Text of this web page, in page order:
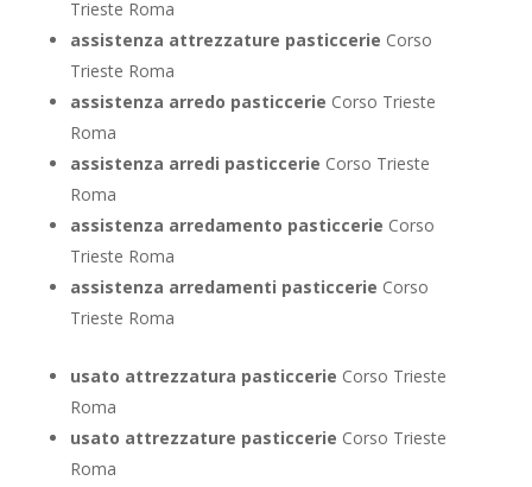
Trieste Roma
assistenza attrezzature pasticcerie Corso
Trieste Roma
assistenza arredo pasticcerie Corso Trieste
Roma
assistenza arredi pasticcerie Corso Trieste
Roma
assistenza arredamento pasticcerie Corso
Trieste Roma
assistenza arredamenti pasticcerie Corso
Trieste Roma
usato attrezzatura pasticcerie Corso Trieste
Roma
usato attrezzature pasticcerie Corso Trieste
Roma